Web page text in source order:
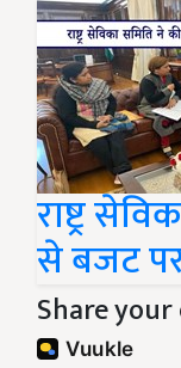
राष्ट्र
से बजट
Share